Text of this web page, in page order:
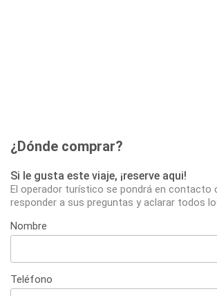
¿Dónde comprar?
Si le gusta este viaje, ¡reserve aqui!
El operador turístico se pondrá en contacto
responder a sus preguntas y aclarar todos
Nombre
Teléfono